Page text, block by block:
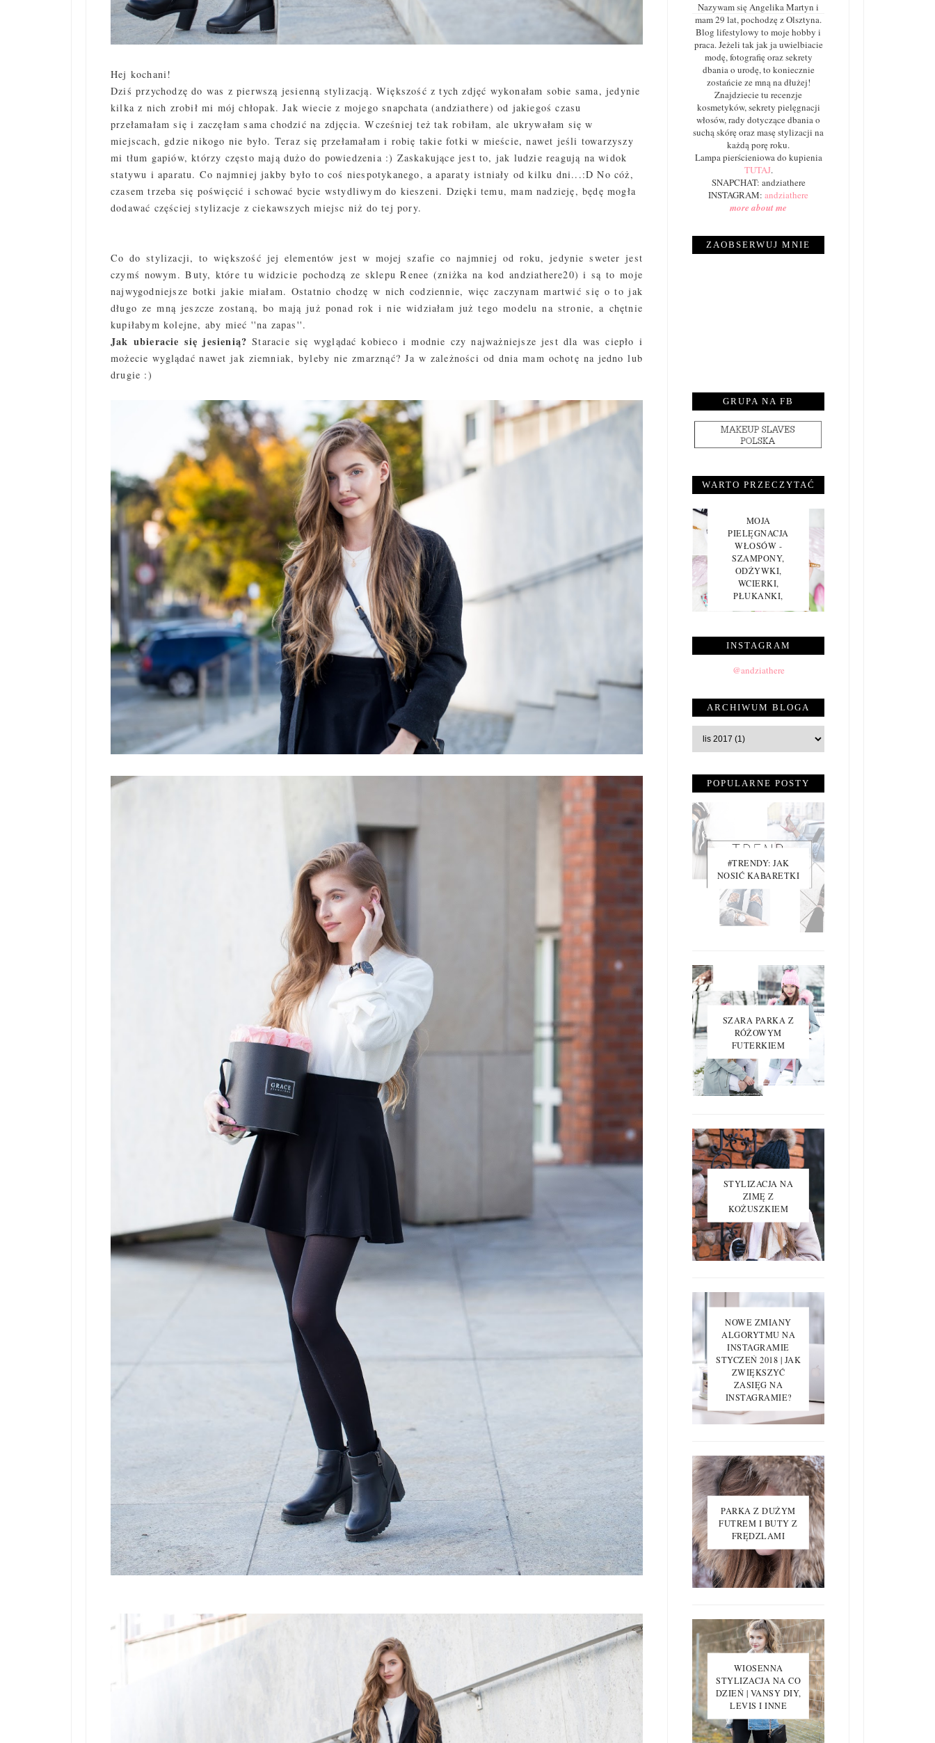
Hej kochani!
Dziś przychodzę do was z pierwszą jesienną stylizacją. Większość z tych zdjęć wykonałam sobie sama, jedynie
kilka z nich zrobił mi mój chłopak. Jak wiecie z mojego snapchata (andziathere) od jakiegoś czasu
przełamałam się i zaczęłam sama chodzić na zdjęcia. Wcześniej też tak robiłam, ale ukrywałam się w
miejscach, gdzie nikogo nie było. Teraz się przełamałam i robię takie fotki w mieście, nawet jeśli towarzyszy
mi tłum gapiów, którzy często mają dużo do powiedzenia :) Zaskakujące jest to, jak ludzie reagują na widok
statywu i aparatu. Co najmniej jakby było to coś niespotykanego, a aparaty istniały od kilku dni...:D No cóż,
czasem trzeba się poświęcić i schować bycie wstydliwym do kieszeni. Dzięki temu, mam nadzieję, będę mogła
dodawać częściej stylizacje z ciekawszych miejsc niż do tej pory.
Co do stylizacji, to większość jej elementów jest w mojej szafie co najmniej od roku, jedynie sweter jest
czymś nowym. Buty, które tu widzicie pochodzą ze sklepu Renee (zniżka na kod andziathere20) i są to moje
najwygodniejsze botki jakie miałam. Ostatnio chodzę w nich codziennie, więc zaczynam martwić się o to jak
długo ze mną jeszcze zostaną, bo mają już ponad rok i nie widziałam już tego modelu na stronie, a chętnie
kupiłabym kolejne, aby mieć ''na zapas''.
Jak ubieracie się jesienią?Staracie się wyglądać kobieco i modnie czy najważniejsze jest dla was ciepło i
możecie wyglądać nawet jak ziemniak, byleby nie zmarznąć? Ja w zależności od dnia mam ochotę na jedno lub
drugie :)
Nazywam się Angelika Martyn i
mam 29 lat, pochodzę z Olsztyna.
Blog lifestylowy to moje hobby i
praca. Jeżeli tak jak ja uwielbiacie
modę, fotografię oraz sekrety
dbania o urodę, to koniecznie
zostańcie ze mną na dłużej!
Znajdziecie tu recenzje
kosmetyków, sekrety pielęgnacji
włosów, rady dotyczące dbania o
suchą skórę oraz masę stylizacji na
każdą porę roku.
Lampa pierścieniowa do kupienia
TUTAJ.
SNAPCHAT: andziathere
INSTAGRAM: andziathere
more about me
ZAOBSERWUJ MNIE
GRUPA NA FB
WARTO PRZECZYTAĆ
MOJA
PIELĘGNACJA
WŁOSÓW -
SZAMPONY,
ODŻYWKI,
WCIERKI,
PŁUKANKI,
AKCESORIA I INNE
INSTAGRAM
@andziathere
ARCHIWUM BLOGA
POPULARNE POSTY
#TRENDY: JAK
NOSIĆ KABARETKI
SZARA PARKA Z
RÓŻOWYM
FUTERKIEM
STYLIZACJA NA
ZIMĘ Z
KOŻUSZKIEM
NOWE ZMIANY
ALGORYTMU NA
INSTAGRAMIE
STYCZEŃ 2018 | JAK
ZWIĘKSZYĆ
ZASIĘG NA
INSTAGRAMIE?
PARKA Z DUŻYM
FUTREM I BUTY Z
FRĘDZLAMI
WIOSENNA
STYLIZACJA NA CO
DZIEŃ | VANSY DIY,
LEVIS I INNE